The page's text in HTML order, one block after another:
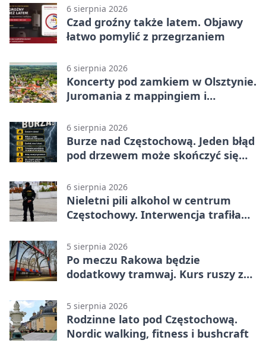
6 sierpnia 2026
Czad groźny także latem. Objawy
łatwo pomylić z przegrzaniem
6 sierpnia 2026
Koncerty pod zamkiem w Olsztynie.
Juromania z mappingiem i
6 sierpnia 2026
Burze nad Częstochową. Jeden błąd
pod drzewem może skończyć się
6 sierpnia 2026
Nieletni pili alkohol w centrum
Częstochowy. Interwencja trafiła
5 sierpnia 2026
Po meczu Rakowa będzie
dodatkowy tramwaj. Kurs ruszy ze
5 sierpnia 2026
Rodzinne lato pod Częstochową.
Nordic walking, fitness i bushcraft